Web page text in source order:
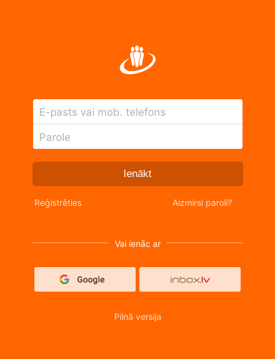
E-pasts vai mob. telefons
Parole
Ienākt
Reģistrēties Aizmirsi paroli?
Vai ienāc ar
Pilnā versija